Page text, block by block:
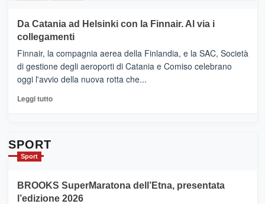
tappe
dell’enoturismo
RANDAZZO
–
Ci
siamo
quasi….
pronti
per
Da Catania ad Helsinki con la Finnair. Al via i
collegamenti
Finnair, la compagnia aerea della Finlandia, e la SAC, Società
di gestione degli aeroporti di Catania e Comiso celebrano
oggi l'avvio della nuova rotta che...
Leggi tuttoLeggi
con
la
SPORT
Sport
BROOKS SuperMaratona dell’Etna, presentata
l’edizione 2026